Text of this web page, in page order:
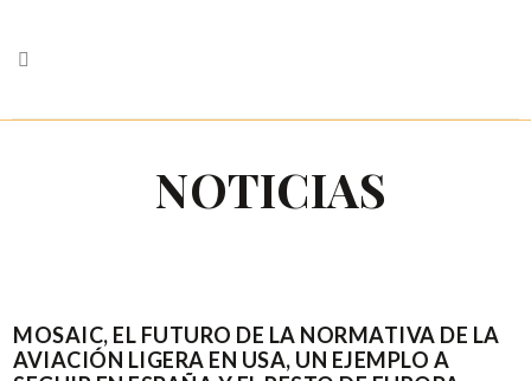
NOTICIAS
MOSAIC, EL FUTURO DE LA NORMATIVA DE LA
AVIACIÓN LIGERA EN USA, UN EJEMPLO A